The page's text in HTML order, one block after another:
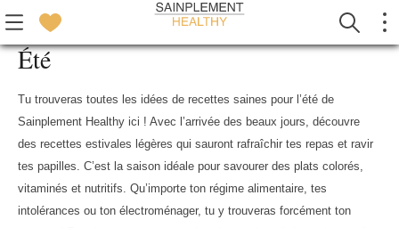
Été
Tu trouveras toutes les idées de recettes saines pour l’été de
Sainplement Healthy ici ! Avec l’arrivée des beaux jours, découvre
des recettes estivales légères qui sauront rafraîchir tes repas et ravir
tes papilles. C’est la saison idéale pour savourer des plats colorés,
vitaminés et nutritifs. Qu’importe ton régime alimentaire, tes
intolérances ou ton électroménager, tu y trouveras forcément ton